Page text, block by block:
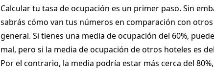
Calcular tu tasa de ocupación es un primer paso. Sin
sabrás cómo van tus números en comparación con
general. Si tienes una media de ocupación del 60%,
mal, pero si la media de ocupación de otros hoteles es
Por el contrario, la media podría estar más cerca del